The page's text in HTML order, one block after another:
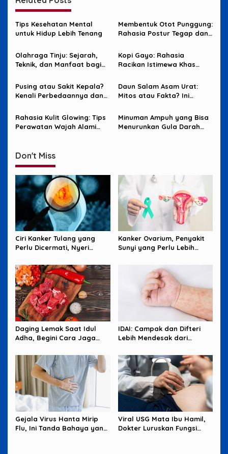
Tips Kesehatan Mental
untuk Hidup Lebih Tenang
Membentuk Otot Punggung:
Rahasia Postur Tegap dan
Olahraga Tinju: Sejarah,
Teknik, dan Manfaat bagi
Kopi Gayo: Rahasia
Racikan Istimewa Khas
Pusing atau Sakit Kepala?
Kenali Perbedaannya dan
Daun Salam Asam Urat:
Mitos atau Fakta? Ini
Penggunaannya!
Rahasia Kulit Glowing: Tips
Perawatan Wajah Alami
Minuman Ampuh yang Bisa
Menurunkan Gula Darah
Don't Miss
Ciri Kanker Tulang yang
Perlu Dicermati, Nyeri
Kanker Ovarium, Penyakit
Sunyi yang Perlu Lebih
Daging Lemak Saat Idul
Adha, Begini Cara Jaga
IDAI: Campak dan Difteri
Lebih Mendesak dari
Gejala Virus Hanta Mirip
Flu, Ini Tanda Bahaya yang
Viral USG Mata Ibu Hamil,
Dokter Luruskan Fungsi